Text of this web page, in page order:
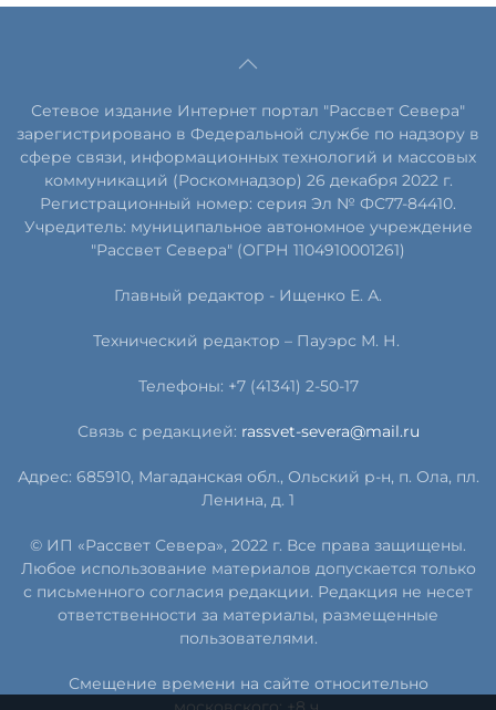
Сетевое издание Интернет портал "Рассвет Севера"
зарегистрировано в Федеральной службе по надзору в
сфере связи, информационных технологий и массовых
коммуникаций (Роскомнадзор) 26 декабря 2022 г.
Регистрационный номер: серия Эл № ФС77-84410.
Учредитель: муниципальное автономное учреждение
"Рассвет Севера" (ОГРН 1104910001261)
Главный редактор - Ищенко Е. А.
Технический редактор – Пауэрс М. Н.
Телефоны: +7 (41341) 2-50-17
Связь с редакцией: rassvet-severa@mail.ru
Адрес: 685910, Магаданская обл., Ольский р-н, п. Ола, пл.
Ленина, д. 1
© ИП «Рассвет Севера», 2022 г. Все права защищены.
Любое использование материалов допускается только
с письменного согласия редакции. Редакция не несет
ответственности за материалы, размещенные
пользователями.
Смещение времени на сайте относительно